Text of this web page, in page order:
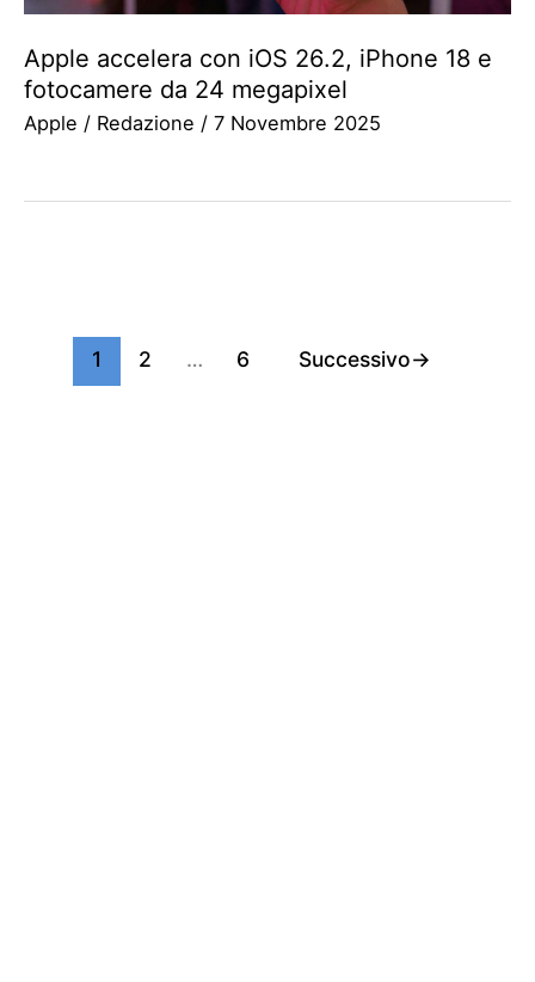
Apple accelera con iOS 26.2, iPhone 18 e
fotocamere da 24 megapixel
Apple / Redazione / 7 Novembre 2025
1 2 … 6 Successivo→